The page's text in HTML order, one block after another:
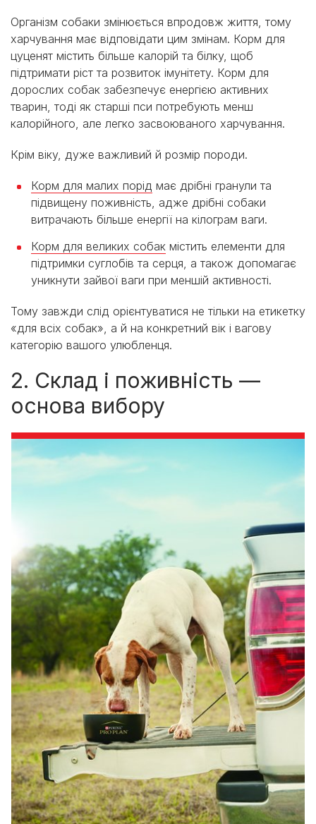
Організм собаки змінюється впродовж життя, тому
харчування має відповідати цим змінам. Корм для
цуценят містить більше калорій та білку, щоб
підтримати ріст та розвиток імунітету. Корм для
дорослих собак забезпечує енергією активних
тварин, тоді як старші пси потребують менш
калорійного, але легко засвоюваного харчування.
Крім віку, дуже важливий й розмір породи.
Корм для малих порід має дрібні гранули та
підвищену поживність, адже дрібні собаки
витрачають більше енергії на кілограм ваги.
Корм для великих собак містить елементи для
підтримки суглобів та серця, а також допомагає
уникнути зайвої ваги при меншій активності.
Тому завжди слід орієнтуватися не тільки на етикетку
«для всіх собак», а й на конкретний вік і вагову
категорію вашого улюбленця.
2. Склад і поживність —
основа вибору